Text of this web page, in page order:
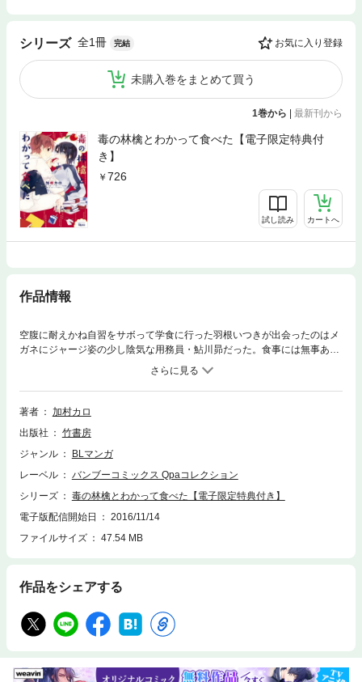
シリーズ 全1冊 完結 お気に入り登録
未購入巻をまとめて買う
1巻から | 最新刊から
毒の林檎とわかって食べた【電子限定特典付
き】
726
試し読み カートへ
作品情報
空腹に耐えかね自習をサボって学食に行った羽根いつきが出会ったのはメ
ガネにジャージ姿の少し陰気な用務員・鮎川昴だった。食事には無事あり
つけたものの、サボったのがバレてペナルティーで1週間の課題提出を言
いつけられ、仕方なく向かった図書室でひとり机に向かう鮎川と再び出会
う。課題の進まない姿に勉強を見てもらえることになり、少しずつ距離が
近づいたある雨の降る日、図書室で情事に耽る生徒を見つけ煽られてしま
スト収録★【電子限定で描き下ろしの４ページ漫画が収録されていま
す。】
著者
加村カロ
出版社
竹書房
ジャンル
BLマンガ
レーベル
バンブーコミックス Qpaコレクション
シリーズ
毒の林檎とわかって食べた【電子限定特典付き】
電子版配信開始日
2016/11/14
ファイルサイズ
47.54 MB
作品をシェアする